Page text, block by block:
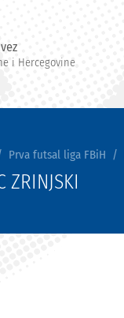
i Hercegovine
Prva futsal liga FBiH
ZRINJSKI